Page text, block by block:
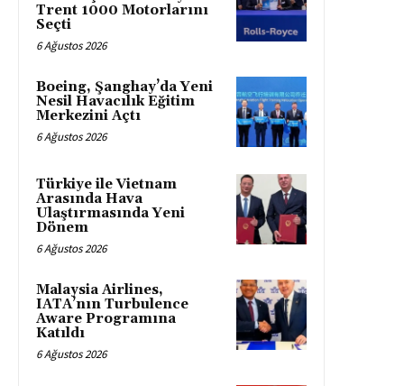
Trent 1000 Motorlarını
Seçti
6 Ağustos 2026
Boeing, Şanghay’da Yeni
Nesil Havacılık Eğitim
Merkezini Açtı
6 Ağustos 2026
Türkiye ile Vietnam
Arasında Hava
Ulaştırmasında Yeni
Dönem
6 Ağustos 2026
Malaysia Airlines,
IATA’nın Turbulence
Aware Programına
Katıldı
6 Ağustos 2026